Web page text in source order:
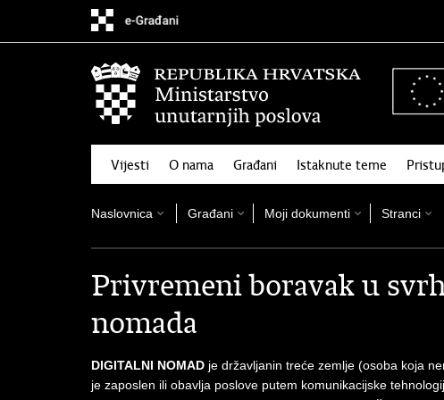
glavni
Vijesti O nama Građani Istaknute teme
Naslovnica Građani Moji dokumenti Stranci
Privremeni boravak u
nomada
DIGITALNI NOMAD je državljanin treće zemlje (osoba koja
je zaposlen ili obavlja poslove putem komunikacijske